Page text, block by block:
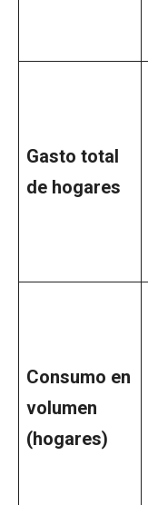
Gasto total
de hogares
Consumo en
volumen
(hogares)